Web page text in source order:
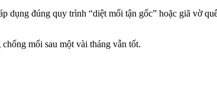
đúng quy trình “diệt mối tận gốc” hoặc giã vờ
mối sau một vài tháng vẫn tốt.